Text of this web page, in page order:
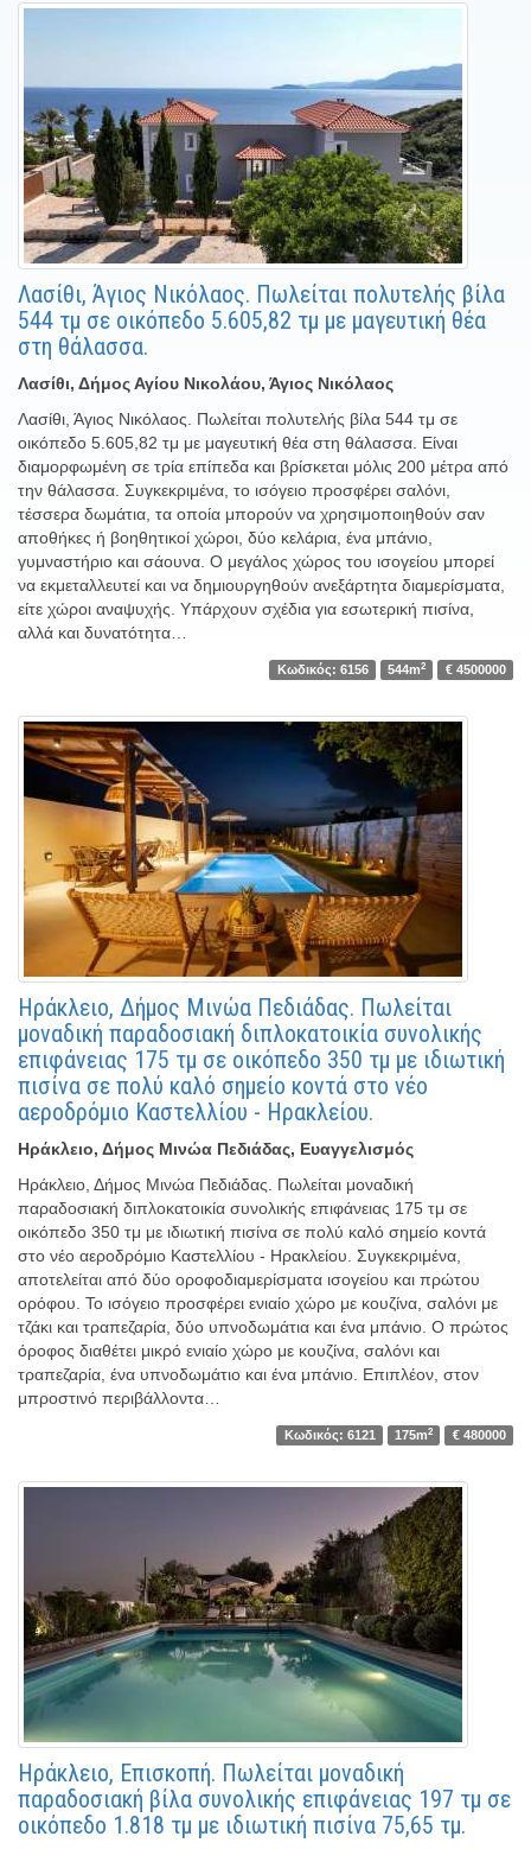
Λασίθι, Άγιος Νικόλαος. Πωλείται πολυτελής βίλα
544 τμ σε οικόπεδο 5.605,82 τμ με μαγευτική θέα
στη θάλασσα.
Λασίθι, Δήμος Αγίου Νικολάου, Άγιος Νικόλαος
Λασίθι, Άγιος Νικόλαος. Πωλείται πολυτελής βίλα 544 τμ σε
οικόπεδο 5.605,82 τμ με μαγευτική θέα στη θάλασσα. Είναι
διαμορφωμένη σε τρία επίπεδα και βρίσκεται μόλις 200 μέτρα από
την θάλασσα. Συγκεκριμένα, το ισόγειο προσφέρει σαλόνι,
τέσσερα δωμάτια, τα οποία μπορούν να χρησιμοποιηθούν σαν
αποθήκες ή βοηθητικοί χώροι, δύο κελάρια, ένα μπάνιο,
γυμναστήριο και σάουνα. Ο μεγάλος χώρος του ισογείου μπορεί
να εκμεταλλευτεί και να δημιουργηθούν ανεξάρτητα διαμερίσματα,
είτε χώροι αναψυχής. Υπάρχουν σχέδια για εσωτερική πισίνα,
αλλά και δυνατότητα…
Κωδικός: 6156 544m2 € 4500000
Ηράκλειο, Δήμος Μινώα Πεδιάδας. Πωλείται
μοναδική παραδοσιακή διπλοκατοικία συνολικής
επιφάνειας 175 τμ σε οικόπεδο 350 τμ με ιδιωτική
πισίνα σε πολύ καλό σημείο κοντά στο νέο
αεροδρόμιο Καστελλίου - Ηρακλείου.
Ηράκλειο, Δήμος Μινώα Πεδιάδας, Ευαγγελισμός
Ηράκλειο, Δήμος Μινώα Πεδιάδας. Πωλείται μοναδική
παραδοσιακή διπλοκατοικία συνολικής επιφάνειας 175 τμ σε
οικόπεδο 350 τμ με ιδιωτική πισίνα σε πολύ καλό σημείο κοντά
στο νέο αεροδρόμιο Καστελλίου - Ηρακλείου. Συγκεκριμένα,
αποτελείται από δύο οροφοδιαμερίσματα ισογείου και πρώτου
ορόφου. Το ισόγειο προσφέρει ενιαίο χώρο με κουζίνα, σαλόνι με
τζάκι και τραπεζαρία, δύο υπνοδωμάτια και ένα μπάνιο. Ο πρώτος
όροφος διαθέτει μικρό ενιαίο χώρο με κουζίνα, σαλόνι και
τραπεζαρία, ένα υπνοδωμάτιο και ένα μπάνιο. Επιπλέον, στον
μπροστινό περιβάλλοντα…
Κωδικός: 6121 175m2 € 480000
Ηράκλειο, Επισκοπή. Πωλείται μοναδική
παραδοσιακή βίλα συνολικής επιφάνειας 197 τμ σε
οικόπεδο 1.818 τμ με ιδιωτική πισίνα 75,65 τμ.